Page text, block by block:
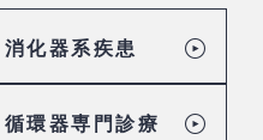
消化器系疾患
循環器専門診療